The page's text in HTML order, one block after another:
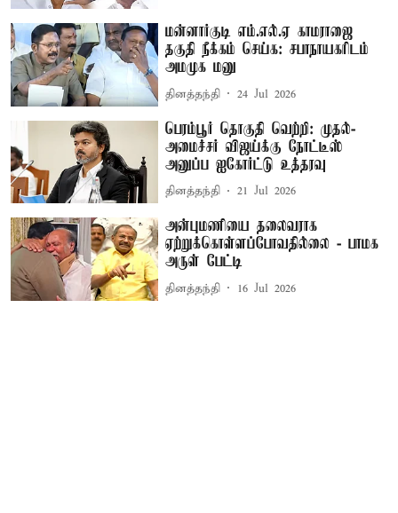
மன்னார்குடி எம்.எல்.ஏ காமராஜை
தகுதி நீக்கம் செய்க: சபாநாயகரிடம்
அமமுக மனு
தினத்தந்தி 24 Jul 2026
பெரம்பூர் தொகுதி வெற்றி: முதல்-
அமைச்சர் விஜய்க்கு நோட்டீஸ்
அனுப்ப ஐகோர்ட்டு உத்தரவு
தினத்தந்தி 21 Jul 2026
அன்புமணியை தலைவராக
ஏற்றுக்கொள்ளப்போவதில்லை - பாமக
அருள் பேட்டி
தினத்தந்தி 16 Jul 2026